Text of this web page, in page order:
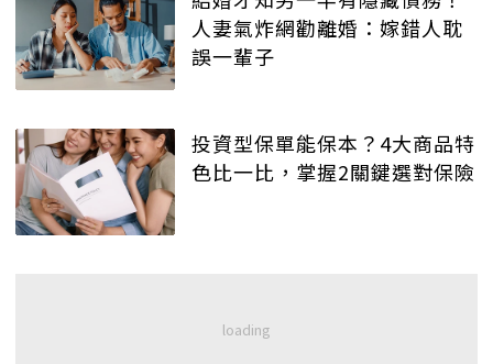
人妻氣炸網勸離婚：嫁錯人耽
誤一輩子
投資型保單能保本？4大商品特
色比一比，掌握2關鍵選對保險